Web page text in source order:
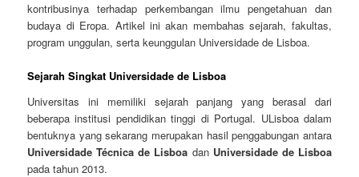
kontribusinya terhadap perkembangan ilmu pengetahuan dan
budaya di Eropa. Artikel ini akan membahas sejarah, fakultas,
program unggulan, serta keunggulan Universidade de Lisboa.
Sejarah Singkat Universidade de Lisboa
Universitas ini memiliki sejarah panjang yang berasal dari
beberapa institusi pendidikan tinggi di Portugal. ULisboa dalam
bentuknya yang sekarang merupakan hasil penggabungan antara
Universidade Técnica de Lisboa dan Universidade de Lisboa
pada tahun 2013.